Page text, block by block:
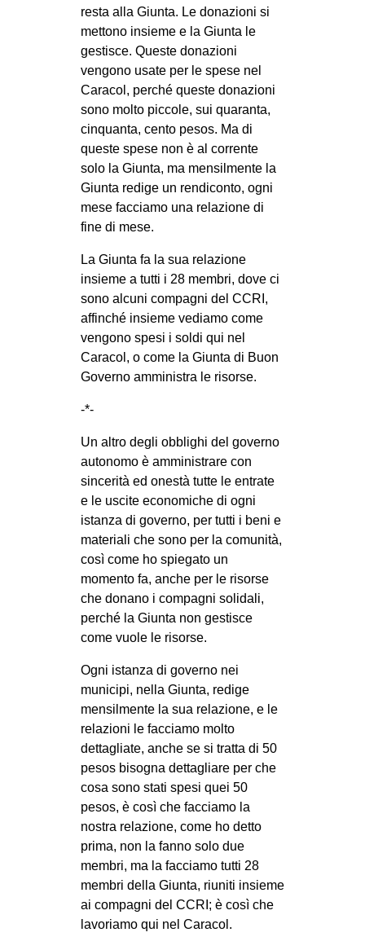
resta alla Giunta. Le donazioni si
mettono insieme e la Giunta le
gestisce. Queste donazioni
vengono usate per le spese nel
Caracol, perché queste donazioni
sono molto piccole, sui quaranta,
cinquanta, cento pesos. Ma di
queste spese non è al corrente
solo la Giunta, ma mensilmente la
Giunta redige un rendiconto, ogni
mese facciamo una relazione di
fine di mese.
La Giunta fa la sua relazione
insieme a tutti i 28 membri, dove ci
sono alcuni compagni del CCRI,
affinché insieme vediamo come
vengono spesi i soldi qui nel
Caracol, o come la Giunta di Buon
Governo amministra le risorse.
-*-
Un altro degli obblighi del governo
autonomo è amministrare con
sincerità ed onestà tutte le entrate
e le uscite economiche di ogni
istanza di governo, per tutti i beni e
materiali che sono per la comunità,
così come ho spiegato un
momento fa, anche per le risorse
che donano i compagni solidali,
perché la Giunta non gestisce
come vuole le risorse.
Ogni istanza di governo nei
municipi, nella Giunta, redige
mensilmente la sua relazione, e le
relazioni le facciamo molto
dettagliate, anche se si tratta di 50
pesos bisogna dettagliare per che
cosa sono stati spesi quei 50
pesos, è così che facciamo la
nostra relazione, come ho detto
prima, non la fanno solo due
membri, ma la facciamo tutti 28
membri della Giunta, riuniti insieme
ai compagni del CCRI; è così che
lavoriamo qui nel Caracol.